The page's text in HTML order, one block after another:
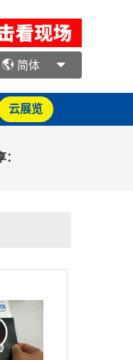
简体
云展览
：